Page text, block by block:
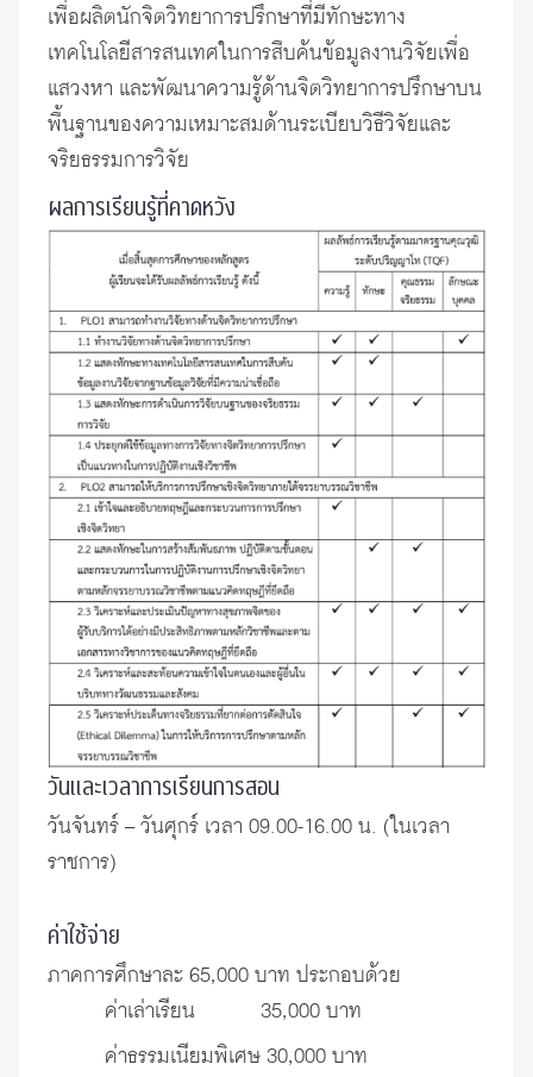
เพื่อผลิตนักจิตวิทยาการปรึกษาที่มีทักษะทาง
เทคโนโลยีสารสนเทศในการสืบค้นข้อมูลงานวิจัยเพื่อ
แสวงหา และพัฒนาความรู้ด้านจิตวิทยาการปรึกษาบน
พื้นฐานของความเหมาะสมด้านระเบียบวิธีวิจัยและ
จริยธรรมการวิจัย
ผลการเรียนรู้ที่คาดหวัง
วันและเวลาการเรียนการสอน
วันจันทร์ – วันศุกร์ เวลา 09.00-16.00 น. (ในเวลา
ราชการ)
ค่าใช้จ่าย
ภาคการศึกษาละ 65,000 บาท ประกอบด้วย
ค่าเล่าเรียน 35,000 บาท
ค่าธรรมเนียมพิเศษ 30,000 บาท